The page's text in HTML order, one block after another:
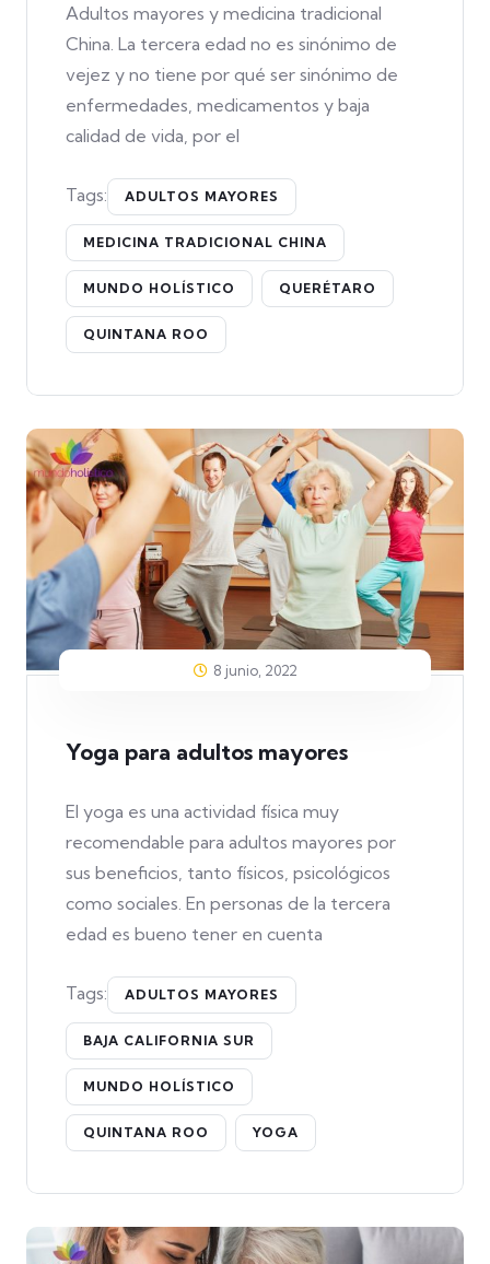
Adultos mayores y medicina tradicional
China. La tercera edad no es sinónimo de
vejez y no tiene por qué ser sinónimo de
enfermedades, medicamentos y baja
calidad de vida, por el
Tags: ADULTOS MAYORES
MEDICINA TRADICIONAL CHINA
MUNDO HOLÍSTICO QUERÉTARO
QUINTANA ROO
8 junio, 2022
Yoga para adultos mayores
El yoga es una actividad física muy
recomendable para adultos mayores por
sus beneficios, tanto físicos, psicológicos
como sociales. En personas de la tercera
edad es bueno tener en cuenta
Tags: ADULTOS MAYORES
BAJA CALIFORNIA SUR
MUNDO HOLÍSTICO
QUINTANA ROO YOGA